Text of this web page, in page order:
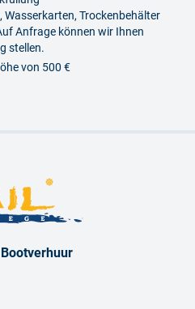
Trockenbehälter
Anfrage können wir Ihnen
stellen.
von 500 €